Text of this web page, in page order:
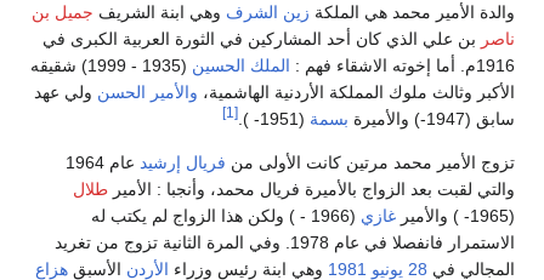
والدة الأمير محمد هي الملكة زين الشرف وهي ابنة الشريف جميل بن
ناصر بن علي الذي كان أحد المشاركين في الثورة العربية الكبرى في
1916م. أما إخوته الاشقاء فهم :
الملك الحسين
(1935 - 1999) شقيقه
الأكبر وثالث ملوك المملكة الأردنية الهاشمية، والأمير الحسن ولي عهد
سابق (1947-) والأميرة
بسمة (1951- ).
[1]
تزوج الأمير محمد مرتين كانت الأولى من فريال إرشيد
عام 1964
والتي لقبت بعد الزواج بالأميرة فريال محمد، وأنجبا : الأمير طلال
(1965- ) والأمير
غازي
(1966 - ) ولكن هذا الزواج لم يكتب له
الاستمرار فانفصلا في عام 1978. وفي المرة الثانية تزوج من تغريد
المجالي في 28 يونيو 1981 وهي ابنة رئيس وزراء الأردن الأسبق هزاع